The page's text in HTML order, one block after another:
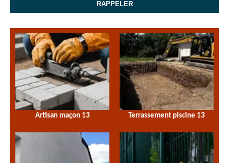
Artisan maçon 13 Terrassement piscine 13